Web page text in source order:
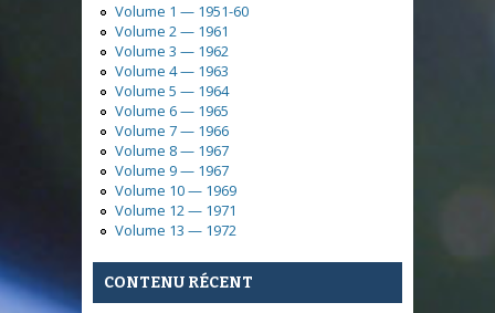
Volume 1 — 1951-60
Volume 2 — 1961
Volume 3 — 1962
Volume 4 — 1963
Volume 5 — 1964
Volume 6 — 1965
Volume 7 — 1966
Volume 8 — 1967
Volume 9 — 1967
Volume 10 — 1969
Volume 12 — 1971
Volume 13 — 1972
CONTENU RÉCENT